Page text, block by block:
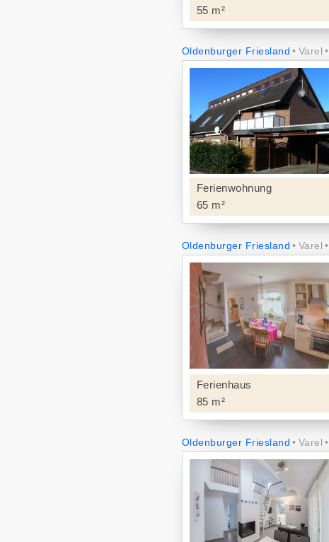
55 m²
Oldenburger Friesland Varel
Ferienwohnung
65 m²
Oldenburger Friesland Varel
Ferienhaus
85 m²
Oldenburger Friesland Varel